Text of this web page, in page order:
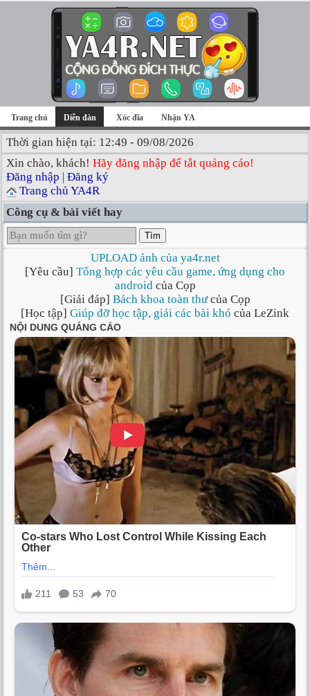
Trang chủ Diễn đàn Xóc đĩa Nhận YA
Thời gian hiện tại: 12:49 - 09/08/2026
Xin chào, khách! Hãy đăng nhập để tắt quảng cáo!
Đăng nhập | Đăng ký
Trang chủ YA4R
Công cụ & bài viết hay
Tìm
UPLOAD ảnh của ya4r.net
[Yêu cầu] Tổng hợp các yêu cầu game, ứng dụng cho
androidcủa Cọp
[Giải đáp] Bách khoa toàn thưcủa Cọp
[Học tập] Giúp đỡ học tập, giải các bài khó của LeZink